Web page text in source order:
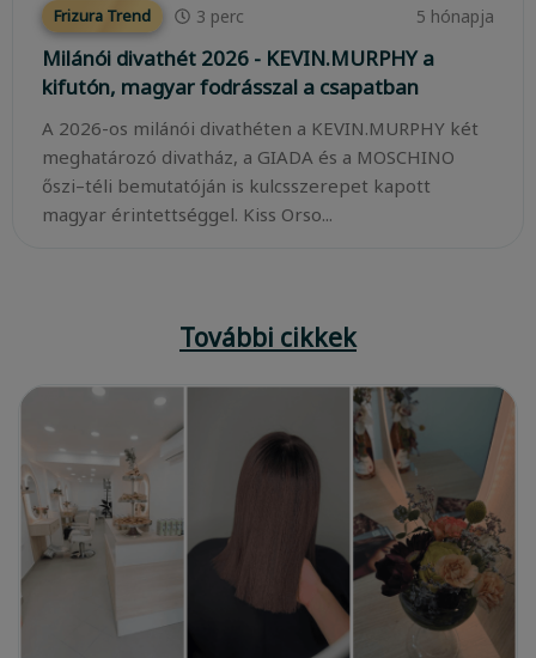
Frizura Trend 3 perc 5 hónapja
Milánói divathét 2026 - KEVIN.MURPHY a
kifutón, magyar fodrásszal a csapatban
A 2026-os milánói divathéten a KEVIN.MURPHY két
meghatározó divatház, a GIADA és a MOSCHINO
őszi–téli bemutatóján is kulcsszerepet kapott
magyar érintettséggel. Kiss Orso...
További cikkek